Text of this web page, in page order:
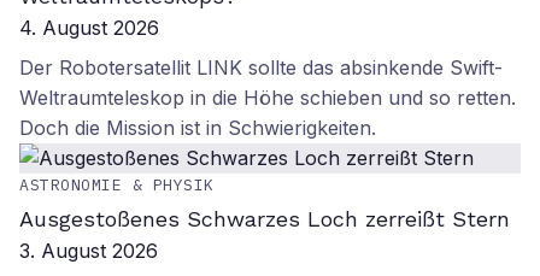
4. August 2026
Der Robotersatellit LINK sollte das absinkende Swift-
Weltraumteleskop in die Höhe schieben und so retten.
Doch die Mission ist in Schwierigkeiten.
ASTRONOMIE & PHYSIK
Ausgestoßenes Schwarzes Loch zerreißt Stern
3. August 2026